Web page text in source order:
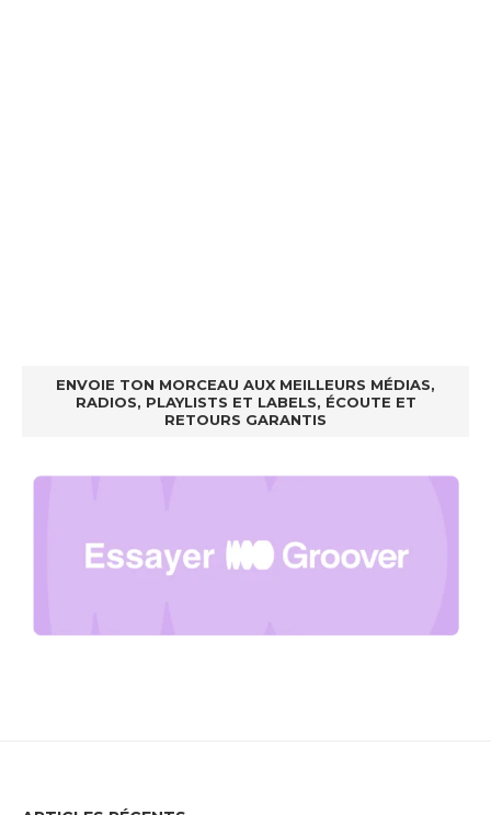
ENVOIE TON MORCEAU AUX MEILLEURS MÉDIAS,
RADIOS, PLAYLISTS ET LABELS, ÉCOUTE ET
RETOURS GARANTIS